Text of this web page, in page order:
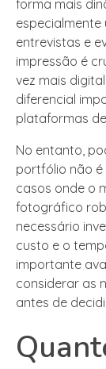
forma mais
entrevistas e
impressão é
vez mais
diferencial
plataformas
No entanto,
portfólio não é
casos onde o
fotográfico
necessário
custo e o
importante
considerar as
antes de